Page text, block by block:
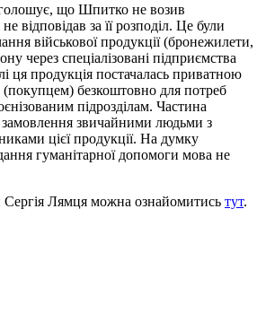
що Шпитко не возив
відповідав за її розподіл. Це були
військової продукції (бронежилети,
через спеціалізовані підприємства
ця продукція постачалась приватною
безкоштовно для потреб
підрозділам. Частина
замовлення звичайними людьми з
цієї продукції. На думку
гуманітарної допомоги мова не
Лямця можна ознайомитись тут.